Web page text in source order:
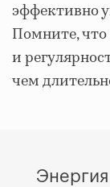
эффективно
Помните, что
и
чем